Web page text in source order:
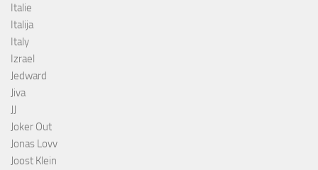
Italie
Italija
Italy
Izrael
Jedward
Jiva
JJ
Joker Out
Jonas Lovv
Joost Klein